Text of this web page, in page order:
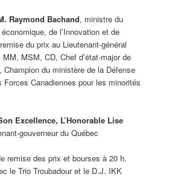
Raymond Bachand, ministre du
de l’Innovation et de
du prix au Lieutenant-général
MSM, CD, Chef d’état-major de
Champion du ministère de la Défense
Forces Canadiennes pour les minorités
Excellence, L’Honorable Lise
gouverneur du Québec
remise des prix et bourses à 20 h.
le Trio Troubadour et le D.J. IKK